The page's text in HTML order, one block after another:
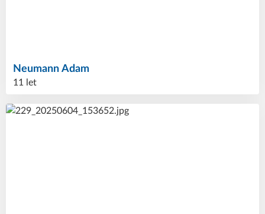
Adam
Neumann
11 let